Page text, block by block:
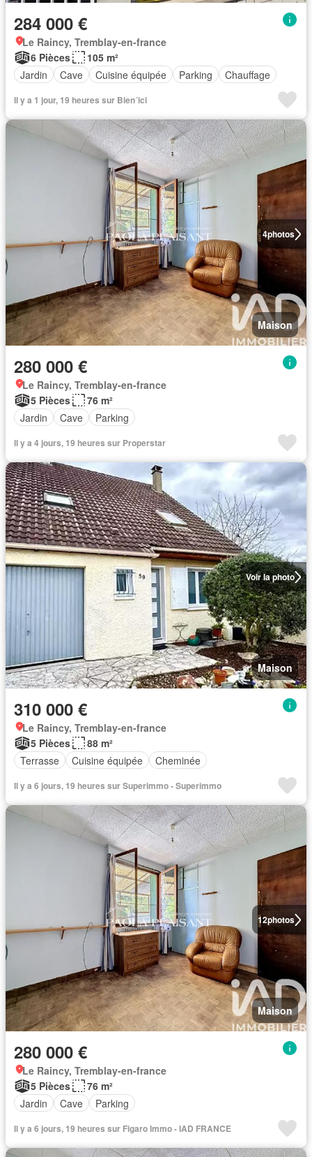
284 000 €
Le Raincy, Tremblay-en-france
6 Pièces
105 m²
Jardin
Cave Cuisine équipée Parking Chauffage
Il y a 1 jour, 19 heures sur Bien´ici
4photos
Maison
280 000 €
Le Raincy, Tremblay-en-france
5 Pièces
76 m²
Jardin
Cave Parking
Il y a 4 jours, 19 heures sur Properstar
Voir la photo
Maison
310 000 €
Le Raincy, Tremblay-en-france
5 Pièces
88 m²
Terrasse
Cuisine équipée Cheminée
Il y a 6 jours, 19 heures sur Superimmo - Superimmo
12photos
Maison
280 000 €
Le Raincy, Tremblay-en-france
5 Pièces
76 m²
Jardin
Cave Parking
Il y a 6 jours, 19 heures sur Figaro Immo - IAD FRANCE